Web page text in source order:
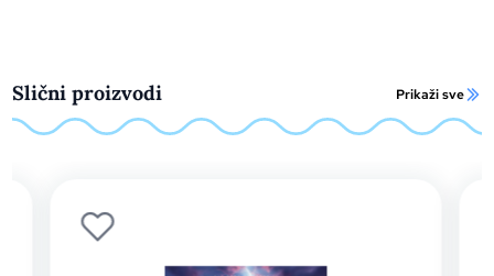
Slični proizvodi Prikaži sve